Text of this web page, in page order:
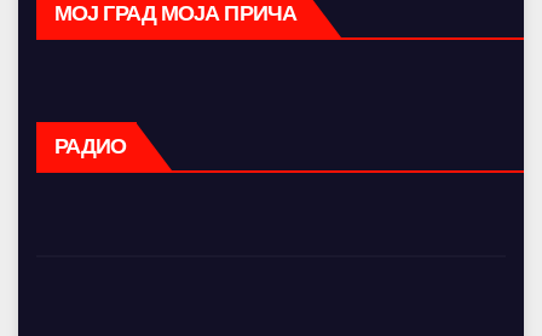
МОЈ ГРАД МОЈА ПРИЧА
РАДИО